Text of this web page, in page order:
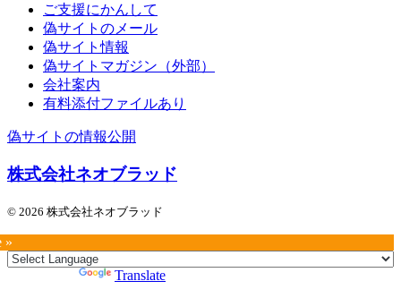
ご支援にかんして
偽サイトのメール
偽サイト情報
偽サイトマガジン（外部）
会社案内
有料添付ファイルあり
偽サイトの情報公開
株式会社ネオブラッド
© 2026 株式会社ネオブラッド
»
Translate